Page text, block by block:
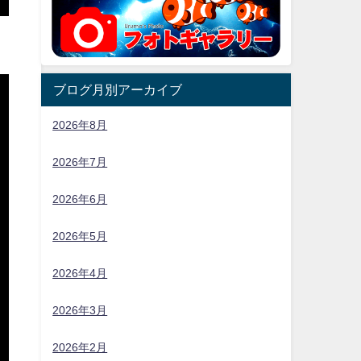
ブログ月別アーカイブ
2026年8月
2026年7月
2026年6月
2026年5月
2026年4月
2026年3月
2026年2月